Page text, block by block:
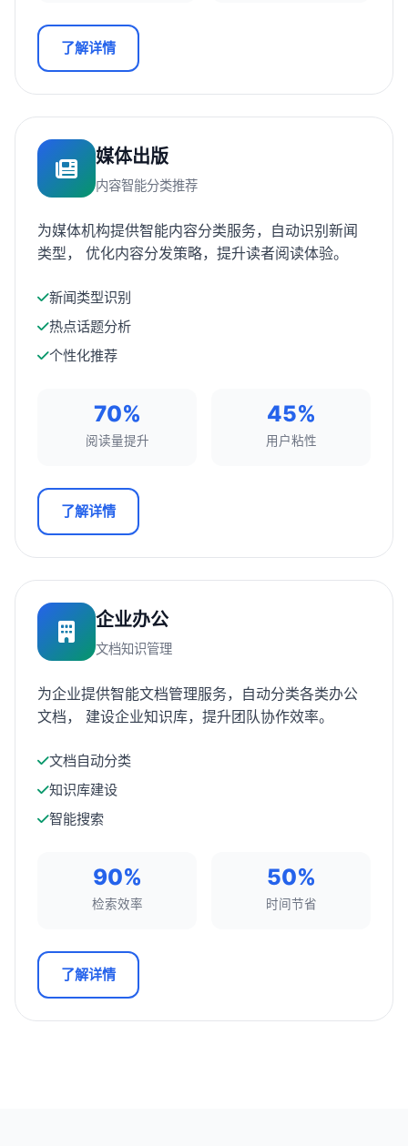
了解详情
媒体出版
内容智能分类推荐
为媒体机构提供智能内容分类服务，自动识别新闻
类型， 优化内容分发策略，提升读者阅读体验。
新闻类型识别
热点话题分析
个性化推荐
70%
阅读量提升
45%
用户粘性
了解详情
企业办公
文档知识管理
为企业提供智能文档管理服务，自动分类各类办公
文档， 建设企业知识库，提升团队协作效率。
文档自动分类
知识库建设
智能搜索
90%
检索效率
50%
时间节省
了解详情